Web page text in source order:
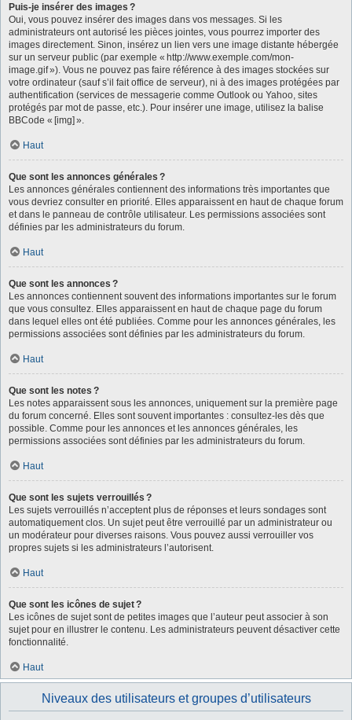
Puis-je insérer des images ?
Oui, vous pouvez insérer des images dans vos messages. Si les
administrateurs ont autorisé les pièces jointes, vous pourrez importer des
images directement. Sinon, insérez un lien vers une image distante hébergée
sur un serveur public (par exemple « http://www.exemple.com/mon-
image.gif »). Vous ne pouvez pas faire référence à des images stockées sur
votre ordinateur (sauf s’il fait office de serveur), ni à des images protégées par
authentification (services de messagerie comme Outlook ou Yahoo, sites
protégés par mot de passe, etc.). Pour insérer une image, utilisez la balise
BBCode « [img] ».
Haut
Que sont les annonces générales ?
Les annonces générales contiennent des informations très importantes que
vous devriez consulter en priorité. Elles apparaissent en haut de chaque forum
et dans le panneau de contrôle utilisateur. Les permissions associées sont
définies par les administrateurs du forum.
Haut
Que sont les annonces ?
Les annonces contiennent souvent des informations importantes sur le forum
que vous consultez. Elles apparaissent en haut de chaque page du forum
dans lequel elles ont été publiées. Comme pour les annonces générales, les
permissions associées sont définies par les administrateurs du forum.
Haut
Que sont les notes ?
Les notes apparaissent sous les annonces, uniquement sur la première page
du forum concerné. Elles sont souvent importantes : consultez-les dès que
possible. Comme pour les annonces et les annonces générales, les
permissions associées sont définies par les administrateurs du forum.
Haut
Que sont les sujets verrouillés ?
Les sujets verrouillés n’acceptent plus de réponses et leurs sondages sont
automatiquement clos. Un sujet peut être verrouillé par un administrateur ou
un modérateur pour diverses raisons. Vous pouvez aussi verrouiller vos
propres sujets si les administrateurs l’autorisent.
Haut
Que sont les icônes de sujet ?
Les icônes de sujet sont de petites images que l’auteur peut associer à son
sujet pour en illustrer le contenu. Les administrateurs peuvent désactiver cette
fonctionnalité.
Haut
Niveaux des utilisateurs et groupes d’utilisateurs